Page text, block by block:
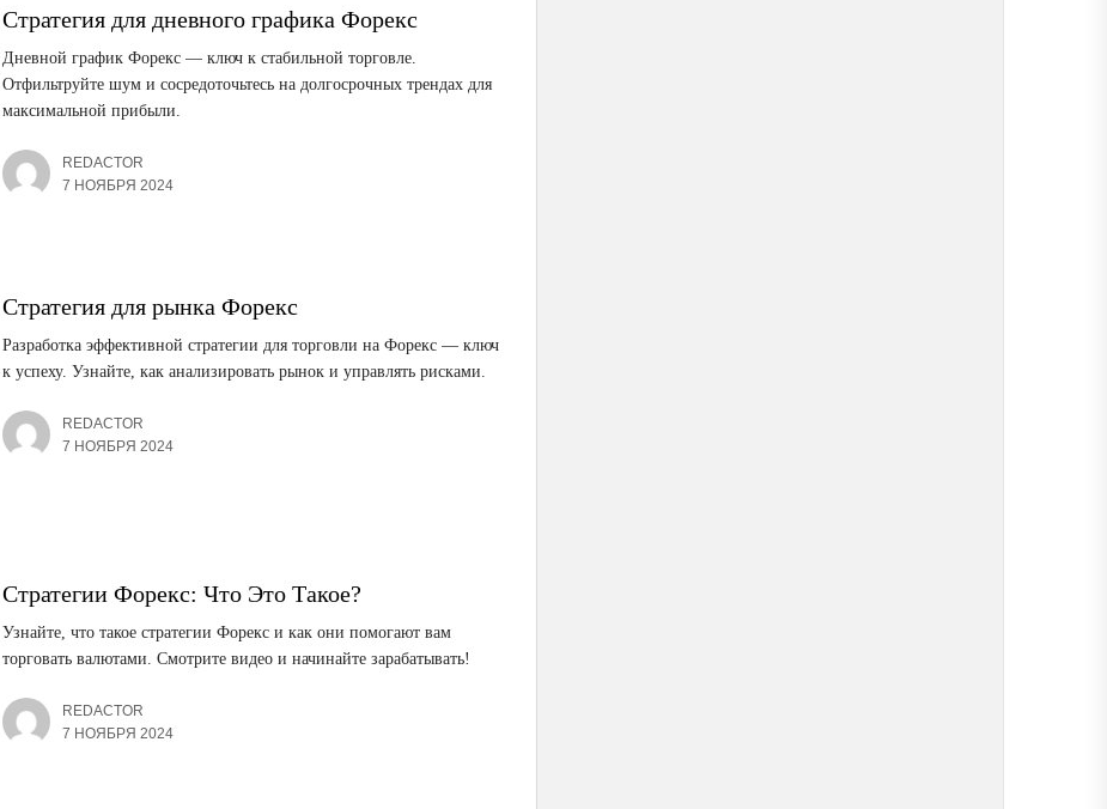
Стратегия для дневного графика Форекс
Дневной график Форекс — ключ к стабильной торговле.
Отфильтруйте шум и сосредоточьтесь на долгосрочных трендах для
максимальной прибыли.
REDACTOR
7 НОЯБРЯ 2024
Стратегия для рынка Форекс
Разработка эффективной стратегии для торговли на Форекс — ключ
к успеху. Узнайте, как анализировать рынок и управлять рисками.
REDACTOR
7 НОЯБРЯ 2024
Стратегии Форекс: Что Это Такое?
Узнайте, что такое стратегии Форекс и как они помогают вам
торговать валютами. Смотрите видео и начинайте зарабатывать!
REDACTOR
7 НОЯБРЯ 2024